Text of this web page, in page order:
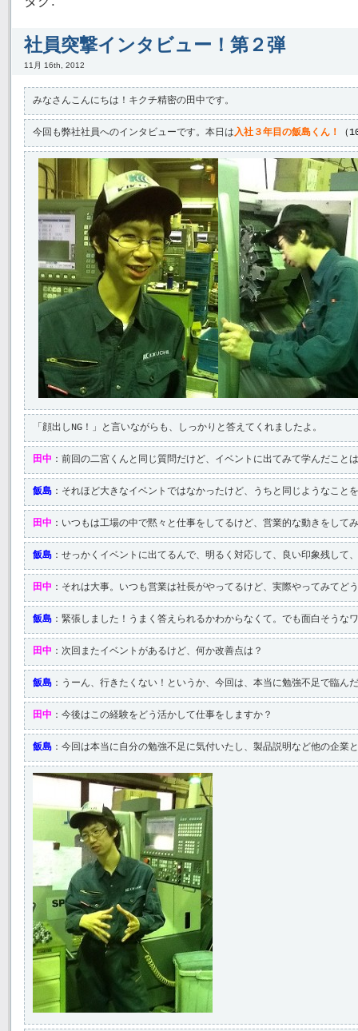
社員突撃インタビュー！第２弾
11月 16th, 2012
みなさんこんにちは！キクチ精密の田中です。
今回も弊社社員へのインタビューです。本日は入社３年目の飯島くん！ （
「顔出しNG！」と言いながらも、しっかりと答えてくれましたよ。
田中 ：前回の二宮くんと同じ質問だけど、イベントに出てみて学んだこと
飯島 ：それほど大きなイベントではなかったけど、うちと同じようなこ
田中 ：いつもは工場の中で黙々と仕事をしてるけど、営業的な動きをして
飯島 ：せっかくイベントに出てるんで、明るく対応して、良い印象残して
田中 ：それは大事。いつも営業は社長がやってるけど、実際やってみてど
飯島 ：緊張しました！うまく答えられるかわからなくて。でも面白そう
田中 ：次回またイベントがあるけど、何か改善点は？
飯島 ：うーん、行きたくない！というか、今回は、本当に勉強不足で臨
田中 ：今後はこの経験をどう活かして仕事をしますか？
飯島 ：今回は本当に自分の勉強不足に気付いたし、製品説明など他の企